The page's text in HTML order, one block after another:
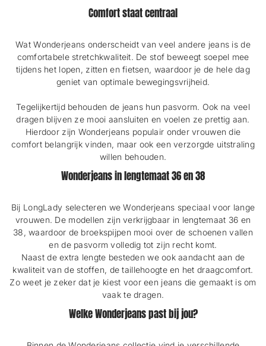
Comfort staat centraal
Wat Wonderjeans onderscheidt van veel andere jeans is de
comfortabele stretchkwaliteit. De stof beweegt soepel mee
tijdens het lopen, zitten en fietsen, waardoor je de hele dag
geniet van optimale bewegingsvrijheid.
Tegelijkertijd behouden de jeans hun pasvorm. Ook na veel
dragen blijven ze mooi aansluiten en voelen ze prettig aan.
Hierdoor zijn Wonderjeans populair onder vrouwen die
comfort belangrijk vinden, maar ook een verzorgde uitstraling
willen behouden.
Wonderjeans in lengtemaat 36 en 38
Bij LongLady selecteren we Wonderjeans speciaal voor lange
vrouwen. De modellen zijn verkrijgbaar in lengtemaat 36 en
38, waardoor de broekspijpen mooi over de schoenen vallen
en de pasvorm volledig tot zijn recht komt.
Naast de extra lengte besteden we ook aandacht aan de
kwaliteit van de stoffen, de taillehoogte en het draagcomfort.
Zo weet je zeker dat je kiest voor een jeans die gemaakt is om
vaak te dragen.
Welke Wonderjeans past bij jou?